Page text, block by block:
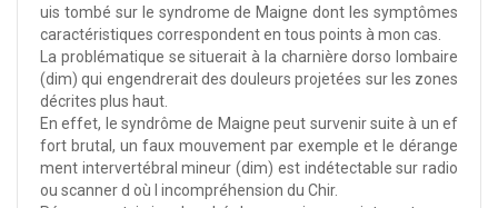
uis tombé sur le syndrome de Maigne dont les symptômes
caractéristiques correspondent en tous points à mon cas.
La problématique se situerait à la charnière dorso lombaire
(dim) qui engendrerait des douleurs projetées sur les zones
décrites plus haut.
En effet, le syndrôme de Maigne peut survenir suite à un ef
fort brutal, un faux mouvement par exemple et le dérange
ment intervertébral mineur (dim) est indétectable sur radio
ou scanner d où l incompréhension du Chir.